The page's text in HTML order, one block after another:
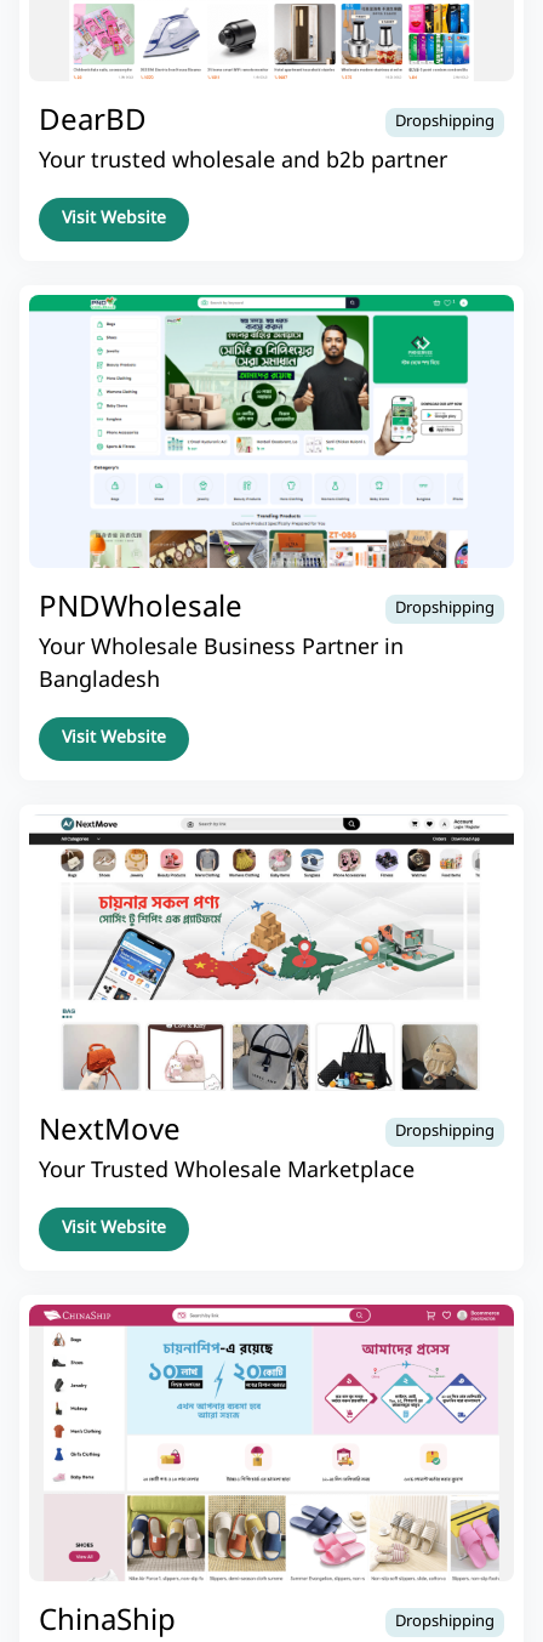
DearBD Dropshipping
Your trusted wholesale and b2b partner
Visit Website
PNDWholesale Dropshipping
Your Wholesale Business Partner in
Bangladesh
Visit Website
NextMove Dropshipping
Your Trusted Wholesale Marketplace
Visit Website
ChinaShip Dropshipping